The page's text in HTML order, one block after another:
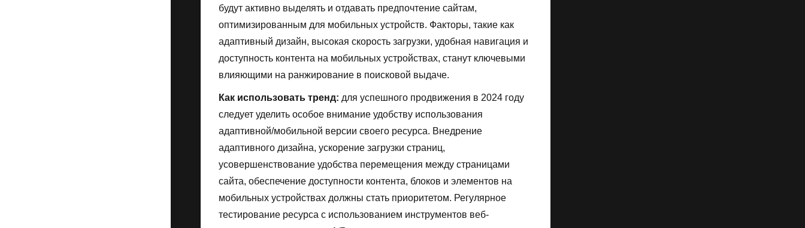
будут активно выделять и отдавать предпочтение сайтам,
оптимизированным для мобильных устройств. Факторы, такие как
адаптивный дизайн, высокая скорость загрузки, удобная навигация и
доступность контента на мобильных устройствах, станут ключевыми
влияющими на ранжирование в поисковой выдаче.
Как использовать тренд: для успешного продвижения в 2024 году
следует уделить особое внимание удобству использования
адаптивной/мобильной версии своего ресурса. Внедрение
адаптивного дизайна, ускорение загрузки страниц,
усовершенствование удобства перемещения между страницами
сайта, обеспечение доступности контента, блоков и элементов на
мобильных устройствах должны стать приоритетом. Регулярное
тестирование ресурса с использованием инструментов веб-